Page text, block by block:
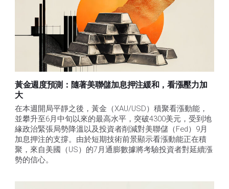
黃金週度預測：隨著美聯儲加息押注緩和，看漲壓力加
大
在本週開局平靜之後，黃金（XAU/USD）積聚看漲動能，
並攀升至6月中旬以來的最高水平，突破4300美元，受到地
緣政治緊張局勢降溫以及投資者削減對美聯儲（Fed）9月
加息押注的支撐。由於短期技術前景顯示看漲動能正在積
聚，來自美國（US）的7月通膨數據將考驗投資者對延續漲
勢的信心。